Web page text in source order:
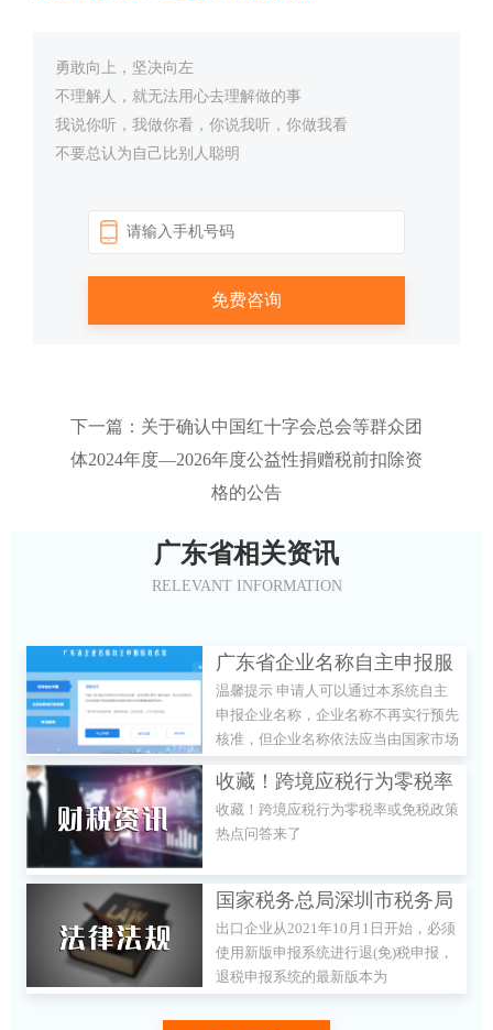
勇敢向上，坚决向左
不理解人，就无法用心去理解做的事
我说你听，我做你看，你说我听，你做我看
不要总认为自己比别人聪明
下一篇：关于确认中国红十字会总会等群众团
体2024年度—2026年度公益性捐赠税前扣除资
格的公告
广东省相关资讯
RELEVANT INFORMATION
广东省企业名称自主申报服
务系统
温馨提示 申请人可以通过本系统自主
申报企业名称，企业名称不再实行预先
核准，但企业名称依法应当由国家市场
监督管理总局核准或者涉及前置审批事
项的除外。
收藏！跨境应税行为零税率
或免税政策热点问答来了
收藏！跨境应税行为零税率或免税政策
热点问答来了
国家税务总局深圳市税务局
关于出口退(免)税申报系统
升级的通知
出口企业从2021年10月1日开始，必须
使用新版申报系统进行退(免)税申报，
退税申报系统的最新版本为
报软件的文档说明。